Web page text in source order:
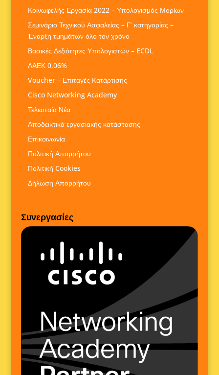
Κοινωφελής Εργασία 2022 – Υπολογισμός Μορίων
Σεμινάριο Τεχνικού Ασφαλείας – Γ’ κατηγορίας –
Έναρξη τμημάτων όλο τον χρόνο
Βασικές Δεξιότητες Υπολογιστών – ECDL
ΛΑΕΚ 0,06%
Voucher – Επιταγές Κατάρτισης
Cisco Networking Academy
Τελευταία Νέα
Αποδεικτικά εργασιακής κατάστασης
Επικοινωνία
Πολιτική Απορρήτου
Πολιτική Cookies
Δήλωση Απορρήτου
Συνεργασίες